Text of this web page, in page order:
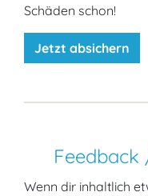
Schäden schon!
Jetzt absichern
Wenn dir inhaltlich